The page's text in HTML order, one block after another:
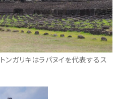
ンガリキはラパヌイを代表するス